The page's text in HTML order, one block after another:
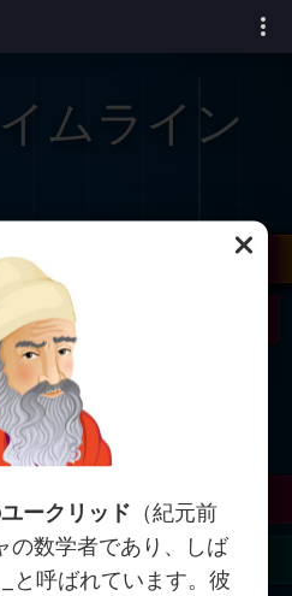
ムライン
Viazovska
Tao
Perelman
Zhang
ークリッド （紀元前
の数学者であり、しば
と呼ばれています。彼